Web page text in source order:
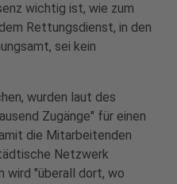
wichtig ist, wie zum
Rettungsdienst, in den
sei kein
wurden laut des
Zugänge" für einen
die Mitarbeitenden
Netzwerk
wird "überall dort, wo